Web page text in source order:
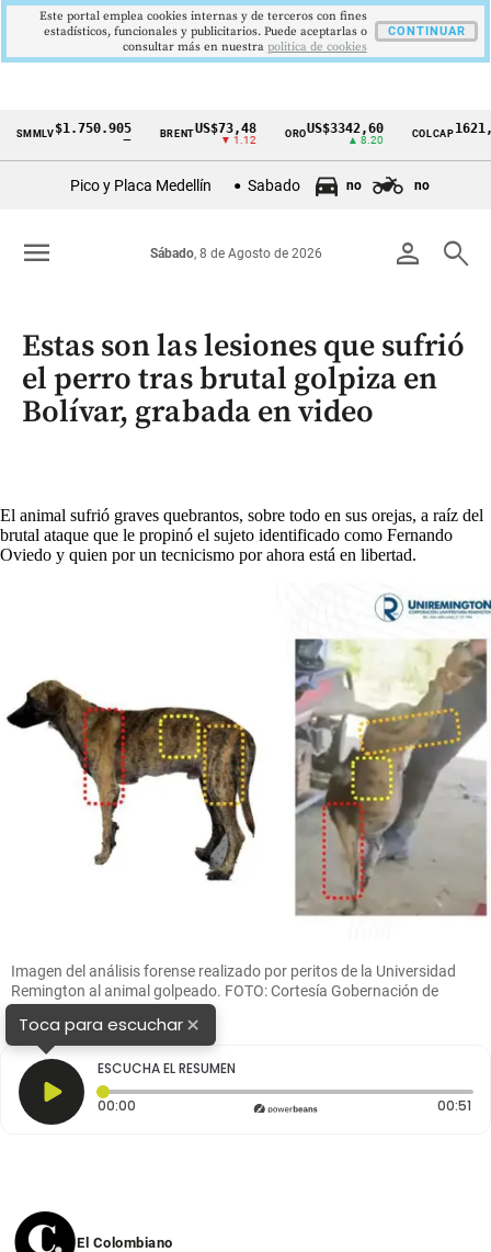
Cintillo
Colombia
$1.750.905 BRENTUS$73,48
▼ 1.12
ORO US$3342,60
▲ 8.20
COLCAP1621,34
Pico y Placa Medellín Sabado no no
person search
Sábado, 8 de Agosto de 2026
menu
Estas son las lesiones que sufrió
el perro tras brutal golpiza en
Bolívar, grabada en video
El animal sufrió graves quebrantos, sobre todo en sus orejas, a raíz del
brutal ataque que le propinó el sujeto identificado como Fernando
Oviedo y quien por un tecnicismo por ahora está en libertad.
Imagen del análisis forense realizado por peritos de la Universidad
Remington al animal golpeado. FOTO: Cortesía Gobernación de
Antioquia.
Toca para escuchar×
ESCUCHA EL RESUMEN
00:00 Tiempo transcurrido: 0 segundos 00:51
El Colombiano
Este portal emplea cookies internas y de terceros con fines
estadísticos, funcionales y publicitarios. Puede aceptarlas o
consultar más en nuestra politica de cookies
CONTINUAR